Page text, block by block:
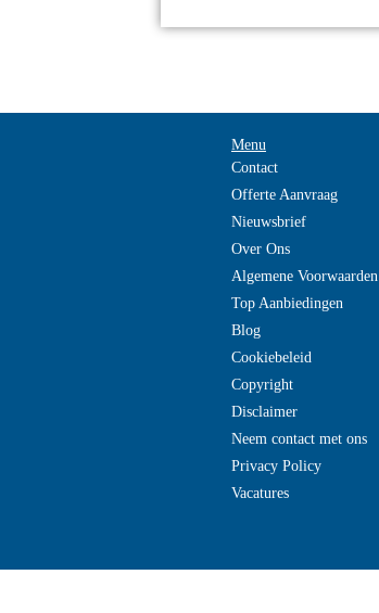
Menu
Contact
Offerte Aanvraag
Nieuwsbrief
Over Ons
Algemene Voorwaarden
Top Aanbiedingen
Blog
Cookiebeleid
Copyright
Disclaimer
Neem contact met ons
Privacy Policy
Vacatures